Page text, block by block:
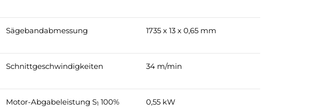
Sägebandabmessung 1735 x 13 x 0,65 mm
Schnittgeschwindigkeiten 34 m/min
Motor-Abgabeleistung S1 100% 0,55 kW